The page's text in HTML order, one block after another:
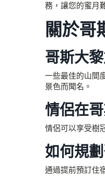
務，讓您的蜜月
關於哥
哥斯大
一些最佳的山間
景色而聞名。
情侶在
情侶可以享受樹
如何規
通過提前預訂住